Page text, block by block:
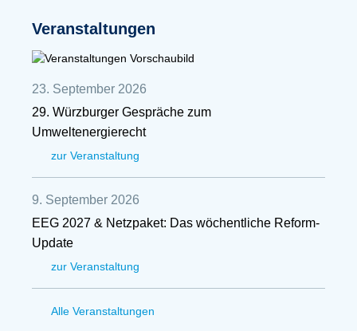
Veranstaltungen
23. September 2026
29. Würzburger Gespräche zum
Umweltenergierecht
zur Veranstaltung
9. September 2026
EEG 2027 & Netzpaket: Das wöchentliche Reform-
Update
zur Veranstaltung
Alle Veranstaltungen